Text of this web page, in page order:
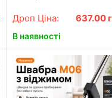
Дроп Ціна: 637.00
В наявності